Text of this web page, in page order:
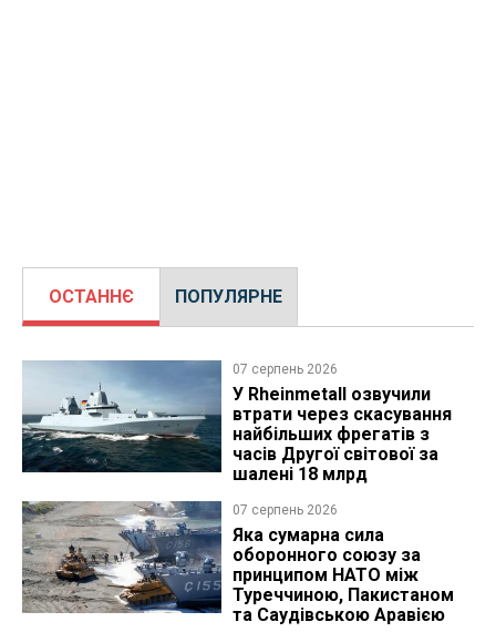
ОСТАННЄ ПОПУЛЯРНЕ
07 серпень 2026
У Rheinmetall озвучили
втрати через скасування
найбільших фрегатів з
часів Другої світової за
шалені 18 млрд
07 серпень 2026
Яка сумарна сила
оборонного союзу за
принципом НАТО між
Туреччиною, Пакистаном
та Саудівською Аравією